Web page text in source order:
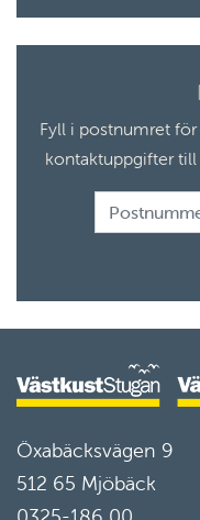
Fyll i postnumret
kontaktuppgifter
”Postnummer”
Öxabäcksvägen 9
512 65 Mjöbäck